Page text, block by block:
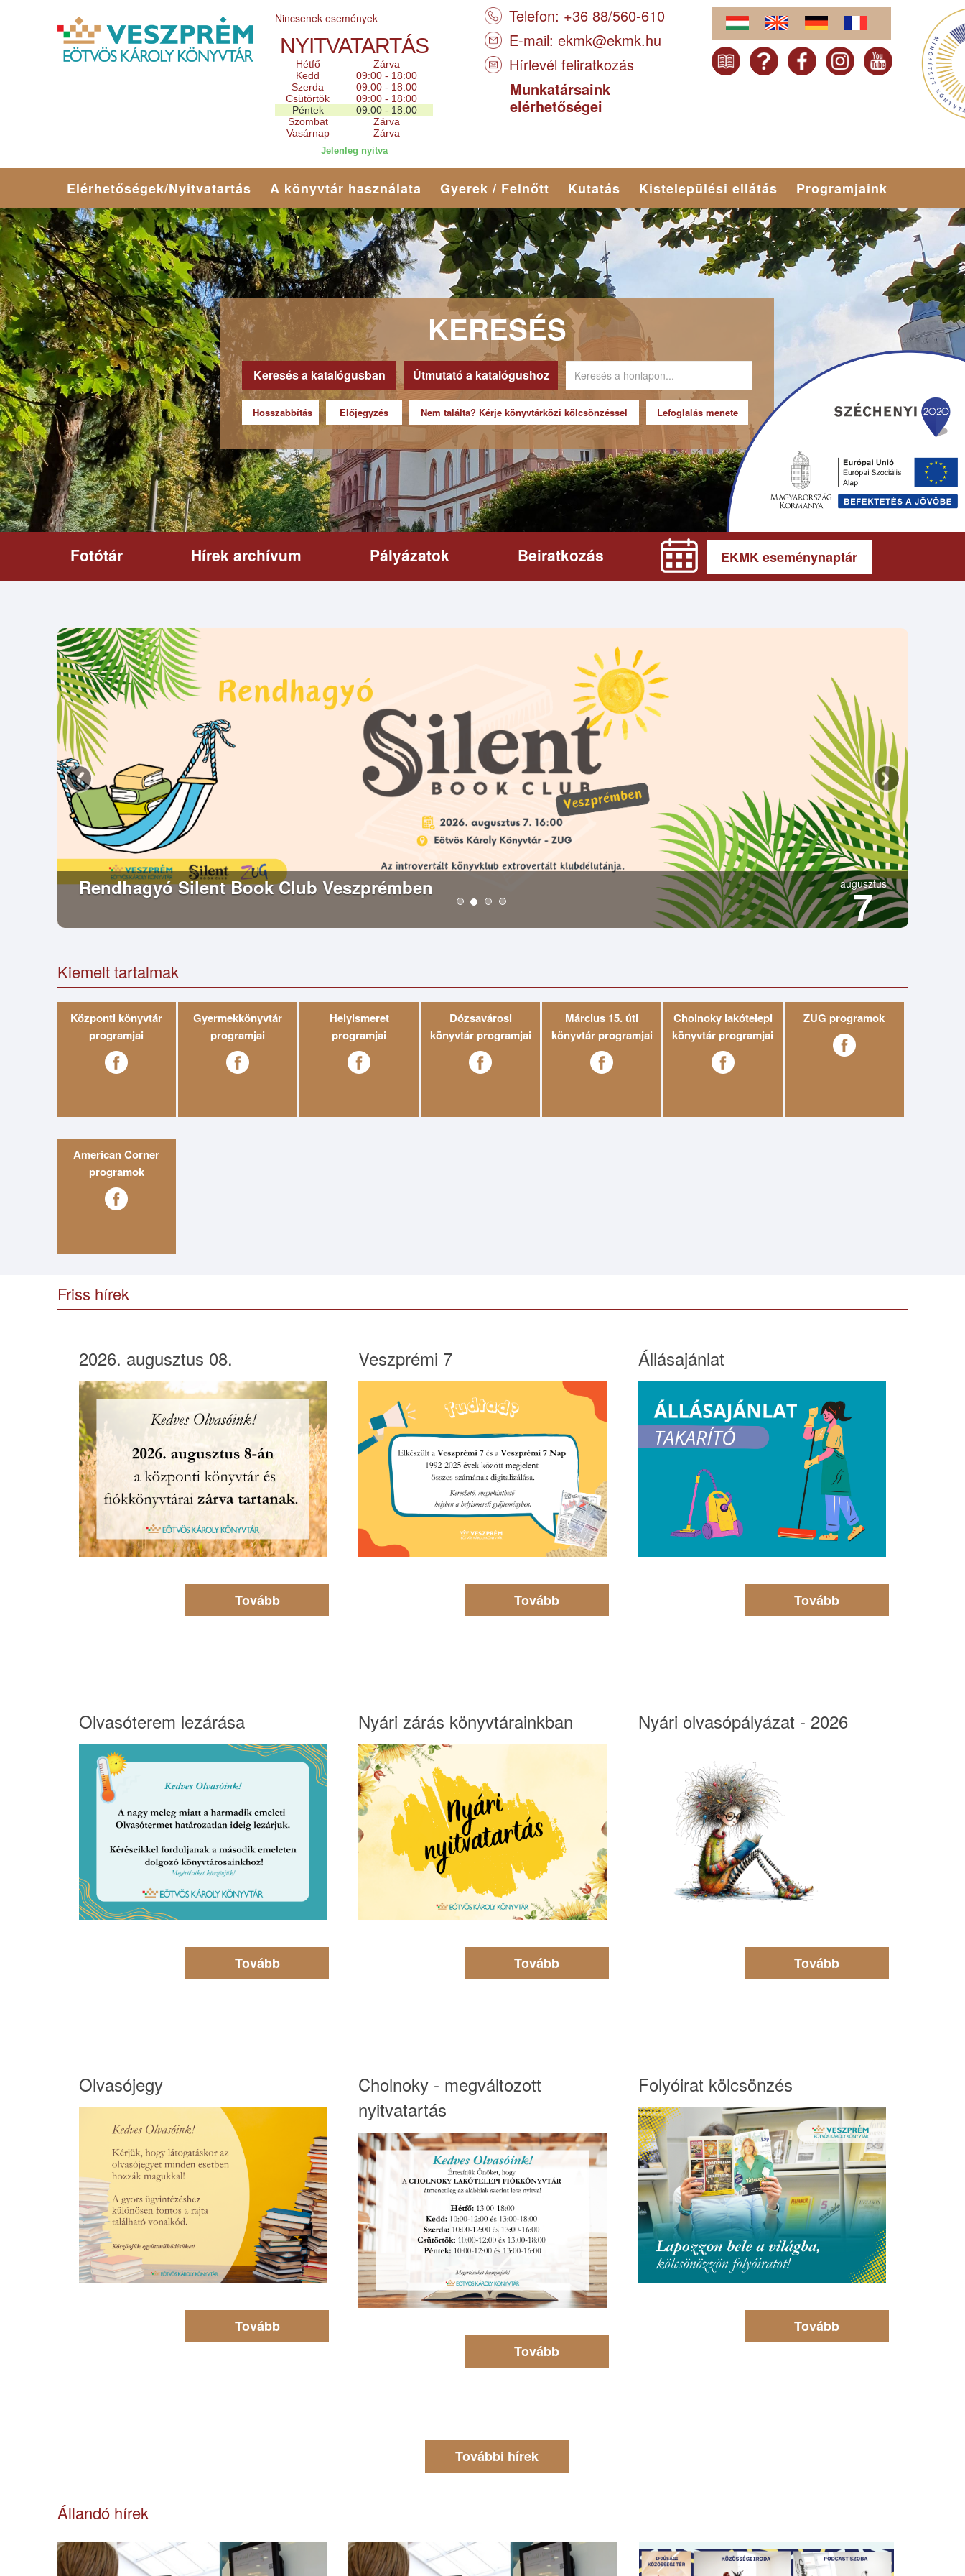
Nincsenek események
NYITVATARTÁS
Hétfő
Zárva
Kedd
09:00 - 18:00
Szerda
09:00 - 18:00
Csütörtök
09:00 - 18:00
Péntek
09:00 - 18:00
Szombat
Zárva
Vasárnap
Zárva
Jelenleg nyitva
Telefon: +36 88/560-610
E-mail: ekmk@ekmk.hu
Hírlevél feliratkozás
Munkatársaink
elérhetőségei
Elérhetőségek/Nyitvatartás A könyvtár használata Gyerek / Felnőtt Kutatás Kistelepülési ellátás Programjaink
KERESÉS
Keresés a katalógusban Útmutató a katalógushoz
Hosszabbítás Előjegyzés Nem találta? Kérje könyvtárközi kölcsönzéssel Lefoglalás menete
Fotótár Hírek archívum Pályázatok Beiratkozás EKMK eseménynaptár
Rendhagyó Silent Book Club Veszprémben augusztus
7
Kiemelt tartalmak
Központi könyvtár
programjai
Gyermekkönyvtár
programjai
Helyismeret
programjai
Dózsavárosi
könyvtár programjai
Március 15. úti
könyvtár programjai
Cholnoky lakótelepi
könyvtár programjai
ZUG programok
American Corner
programok
Friss hírek
2026. augusztus 08.
Tovább
Veszprémi 7
Tovább
Állásajánlat
Tovább
Olvasóterem lezárása
Tovább
Nyári zárás könyvtárainkban
Tovább
Nyári olvasópályázat - 2026
Tovább
Olvasójegy
Tovább
Cholnoky - megváltozott
nyitvatartás
Tovább
Folyóirat kölcsönzés
Tovább
További hírek
Állandó hírek